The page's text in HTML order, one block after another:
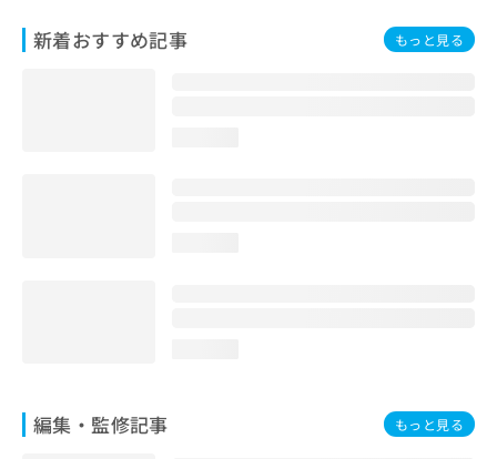
新着おすすめ記事 もっと見る
編集・監修記事 もっと見る
問